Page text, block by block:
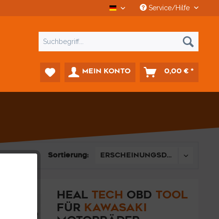
CCD Car-Diagnostics
Service/Hilfe
MEIN KONTO 0,00 € *
Sortierung:
HEAL TECH OBD TOOL
FÜR KAWASAKI